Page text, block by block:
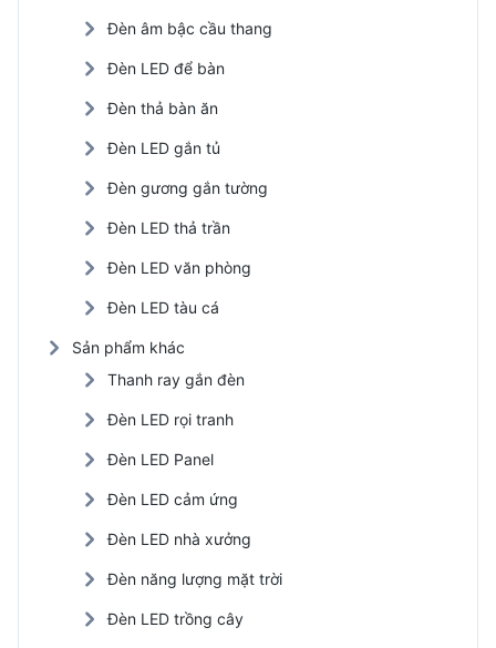
Đèn âm bậc cầu thang
Đèn LED để bàn
Đèn thả bàn ăn
Đèn LED gắn tủ
Đèn gương gắn tường
Đèn LED thả trần
Đèn LED văn phòng
Đèn LED tàu cá
Sản phẩm khác
Thanh ray gắn đèn
Đèn LED rọi tranh
Đèn LED Panel
Đèn LED cảm ứng
Đèn LED nhà xưởng
Đèn năng lượng mặt trời
Đèn LED trồng cây